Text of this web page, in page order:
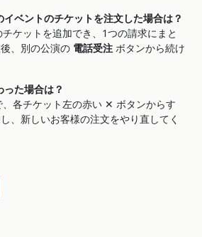
ベントのチケットを注文した場合は？
ケットを追加でき、1つの請求にまと
、別の公演の 電話受注 ボタンから続け
た場合は？
各チケット左の赤い ✕ ボタンからす
、新しいお客様の注文をやり直してく